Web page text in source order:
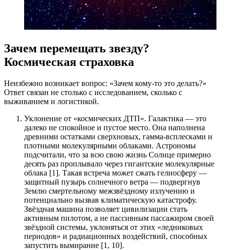
Зачем перемещать звезду?
Космическая страховка
Неизбежно возникает вопрос: «Зачем кому-то это делать?»
Ответ связан не столько с исследованием, сколько с
выживанием и логистикой.
Уклонение от «космических ДТП». Галактика — это
далеко не спокойное и пустое место. Она наполнена
древними остатками сверхновых, гамма-всплесками и
плотными молекулярными облаками. Астрономы
подсчитали, что за всю свою жизнь Солнце примерно
десять раз проплывало через гигантские молекулярные
облака [1]. Такая встреча может сжать гелиосферу —
защитный пузырь солнечного ветра — подвергнув
Землю смертельному межзвёздному излучению и
потенциально вызвав климатическую катастрофу.
Звёздная машина позволяет цивилизации стать
активным пилотом, а не пассивным пассажиром своей
звёздной системы, уклоняться от этих «ледниковых
периодов» и радиационных воздействий, способных
запустить вымирание [1, 10].